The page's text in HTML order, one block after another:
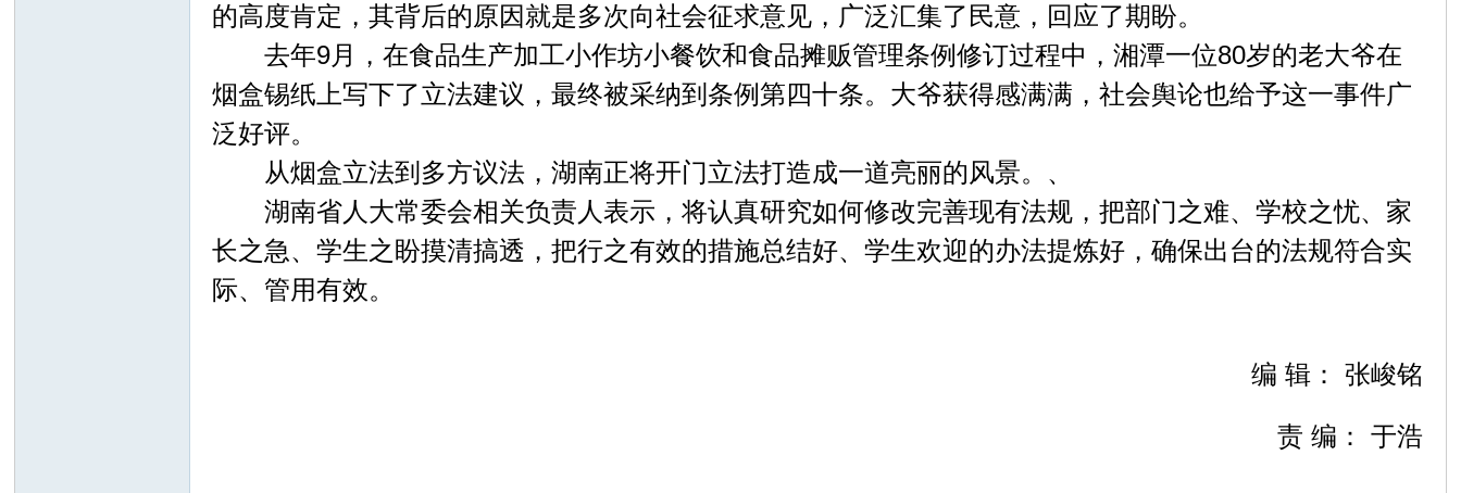
的高度肯定，其背后的原因就是多次向社会征求意见，广泛汇集了民意，回应了期盼。
去年9月，在食品生产加工小作坊小餐饮和食品摊贩管理条例修订过程中，湘潭一位80岁的老大爷在
烟盒锡纸上写下了立法建议，最终被采纳到条例第四十条。大爷获得感满满，社会舆论也给予这一事件广
泛好评。
从烟盒立法到多方议法，湖南正将开门立法打造成一道亮丽的风景。、
湖南省人大常委会相关负责人表示，将认真研究如何修改完善现有法规，把部门之难、学校之忧、家
长之急、学生之盼摸清搞透，把行之有效的措施总结好、学生欢迎的办法提炼好，确保出台的法规符合实
际、管用有效。
编 辑： 张峻铭
责 编： 于浩